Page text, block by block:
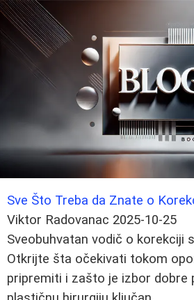
Sve Što Treba da Znate o
Viktor Radovanac 2025-10-25
Sveobuhvatan vodič o korekciji
Otkrijte šta očekivati tokom
pripremiti i zašto je izbor dobre